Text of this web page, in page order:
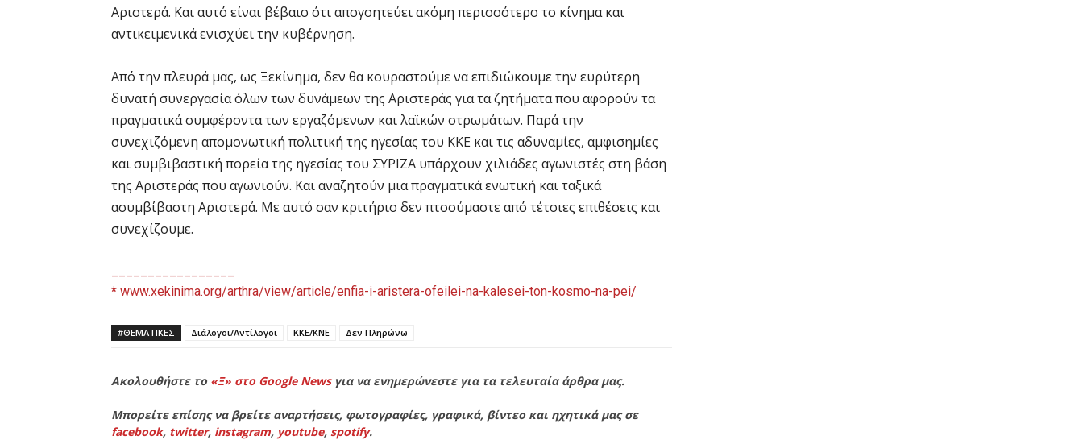
Αριστερά. Και αυτό είναι βέβαιο ότι απογοητεύει ακόμη περισσότερο το κίνημα και
αντικειμενικά ενισχύει την κυβέρνηση.
Από την πλευρά μας, ως Ξεκίνημα, δεν θα κουραστούμε να επιδιώκουμε την ευρύτερη
δυνατή συνεργασία όλων των δυνάμεων της Αριστεράς για τα ζητήματα που αφορούν τα
πραγματικά συμφέροντα των εργαζόμενων και λαϊκών στρωμάτων. Παρά την
συνεχιζόμενη απομονωτική πολιτική της ηγεσίας του ΚΚΕ και τις αδυναμίες, αμφισημίες
και συμβιβαστική πορεία της ηγεσίας του ΣΥΡΙΖΑ υπάρχουν χιλιάδες αγωνιστές στη βάση
της Αριστεράς που αγωνιούν. Και αναζητούν μια πραγματικά ενωτική και ταξικά
ασυμβίβαστη Αριστερά. Με αυτό σαν κριτήριο δεν πτοούμαστε από τέτοιες επιθέσεις και
συνεχίζουμε.
* www.xekinima.org/arthra/view/article/enfia-i-aristera-ofeilei-na-kalesei-ton-kosmo-na-pei/
#ΘΕΜΑΤΙΚΈΣ Διάλογοι/Αντίλογοι ΚΚΕ/ΚΝΕ Δεν Πληρώνω
Ακολουθήστε το «Ξ» στο Google Newsγια να ενημερώνεστε για τα τελευταία άρθρα μας.
Μπορείτε επίσης να βρείτε αναρτήσεις, φωτογραφίες, γραφικά, βίντεο και ηχητικά μας σε
facebook, twitter, instagram, youtube, spotify.